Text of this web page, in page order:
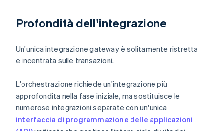
Profondità dell'integrazione
Un'unica integrazione gateway è solitamente ristretta
e incentrata sulle transazioni.
L'orchestrazione richiede un'integrazione più
approfondita nella fase iniziale, ma sostituisce le
numerose integrazioni separate con un'unica
interfaccia di programmazione delle applicazioni